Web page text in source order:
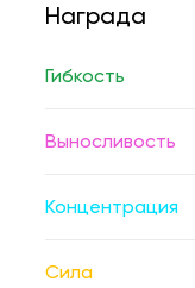
Награда
Гибкость
Выносливость
Концентрация
Сила